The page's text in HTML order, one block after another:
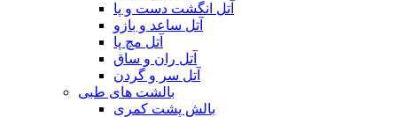
آتل انگشت دست و پا
آتل ساعد و بازو
آتل مچ پا
آتل ران و ساق
آتل سر و گردن
بالشت های طبی
بالش پشت کمری